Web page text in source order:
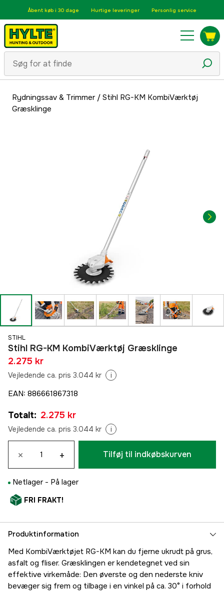
Åbent køb i 30 dage Hurtige leveringer Personlig service
Rydningssav & Trimmer/ Stihl RG-KM KombiVærktøj
Græsklinge
STIHL
Stihl RG-KM KombiVærktøj Græsklinge
2.275 kr
Vejledende ca. pris 3.044 kr i
EAN: 886661867318
Totalt: 2.275 kr
Vejledende ca. pris 3.044 kr i
× + Tilføj til indkøbskurven
Netlager - På lager
FRI FRAKT!
Produktinformation
Med KombiVærktøjet RG-KM kan du fjerne ukrudt på grus,
asfalt og fliser. Græsklingen er kendetegnet ved sin
effektive virkemåde: Den øverste og den nederste kniv
bevæger sig frem og tilbage i en vinkel på ca. 30° i forhold